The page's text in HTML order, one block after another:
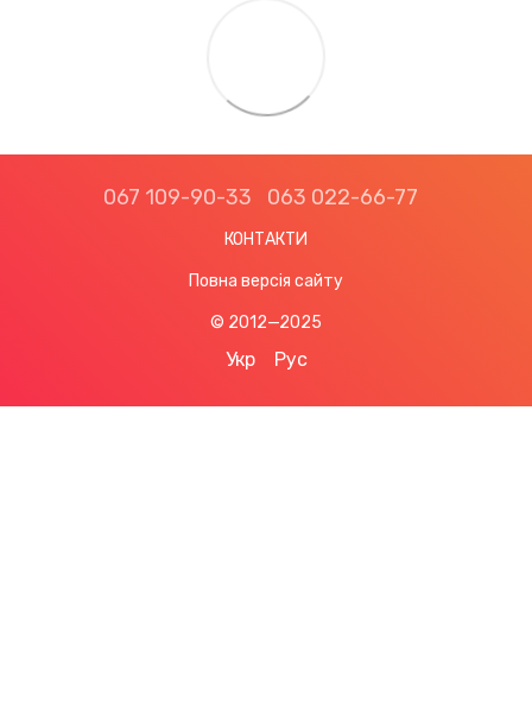
067 109-90-33 063 022-66-77
КОНТАКТИ
Повна версія сайту
© 2012—2025
Укр Рус